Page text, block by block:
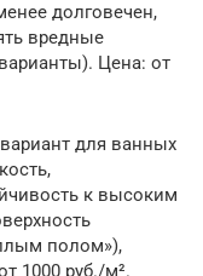
долговечен,
вредные
Цена: от
для ванных
к высоким
полом»),
1000 руб./м².